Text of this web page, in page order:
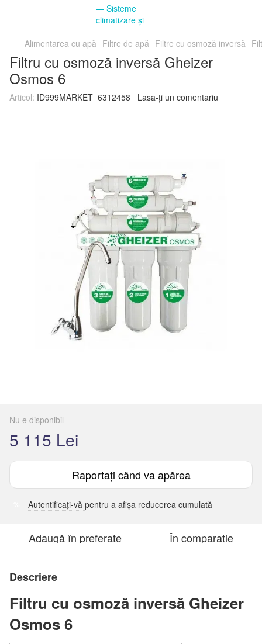
Alimentarea cu apă Filtre de apă Filtre cu osmoză inversă
Filtru cu osmoză inversă Gheizer
Osmos 6
Articol: ID999MARKET_6312458 Lasa-ți un comentariu
Nu e disponibil
5 115 Lei
Raportați când va apărea
Autentificați-vă pentru a afișa reducerea cumulată
Adaugă în preferate În comparație
Descriere
Filtru cu osmoză inversă Gheizer
Osmos 6